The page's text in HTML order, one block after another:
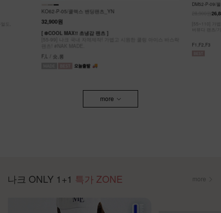
KO62-P-05/쿨맥스 밴딩팬츠_YN
32,900원
[ ❄️COOL MAX!! 초냉감 팬츠 ]
[55-99] 나크 국내 자체제작! 가볍고 시원한 쿨링 아이스 바스락
팬츠! #NAK MADE.
F,L / 숏,롱
DM52-P-09/
[55~110] 가
버뮤다 팬츠/기
F1,F2,F3
more
나크 ONLY 1+1 특가 ZONE more